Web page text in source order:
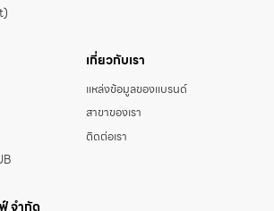
เกี่ยวกับเรา
แหล่งข้อมูลของแบรนด์
สาขาของเรา
ติดต่อเรา
จำกัด